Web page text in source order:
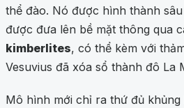
thể đào. Nó được hình thành
được đưa lên bề mặt thông qua
kimberlites, có thể kèm với
Vesuvius đã xóa sổ thành đô La
Mô hình mới chỉ ra thứ đủ